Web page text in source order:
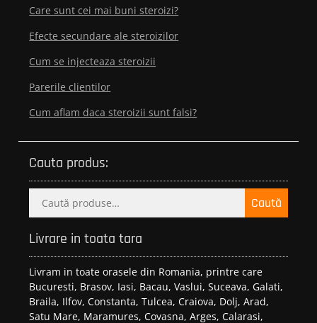
Care sunt cei mai buni steroizi?
Efecte secundare ale steroizilor
Cum se injecteaza steroizii
Parerile clientilor
Cum aflam daca steroizii sunt falsi?
Cauta produs:
după:
Caută
Livrare in toata tara
Livram in toate orasele din Romania, printre care
Bucuresti, Brasov, Iasi, Bacau, Vaslui, Suceava, Galati,
Braila, Ilfov, Constanta, Tulcea, Craiova, Dolj, Arad,
Satu Mare, Maramures, Covasna, Arges, Calarasi,